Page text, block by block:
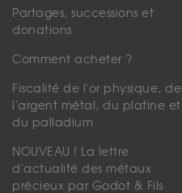
Partages, successions et
donations
Comment acheter ?
Fiscalité de l'or physique, de
l'argent métal, du platine et
du palladium
NOUVEAU ! La lettre
d'actualité des métaux
précieux par Godot & Fils